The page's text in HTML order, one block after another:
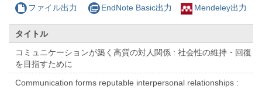
ファイル出力 EndNote Basic出力 Mendeley出力
タイトル
コミュニケーションが築く高質の対人関係 : 社会性の維持・回復
を目指すために
Communication forms reputable interpersonal relationships :